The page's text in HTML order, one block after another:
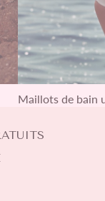
Maillots de bain